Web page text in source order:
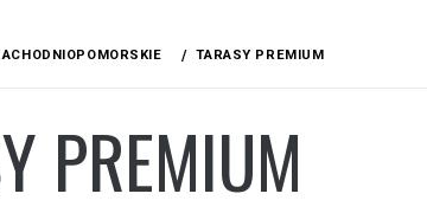
TARASY PREMIUM
PREMIUM